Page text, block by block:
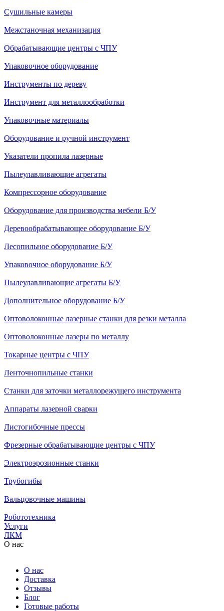
Сушильные камеры
Межстаночная механизация
Обрабатывающие центры с ЧПУ
Упаковочное оборудование
Инструменты по дереву
Инструмент для металлообработки
Упаковочные материалы
Оборудование и ручной инструмент
Указатели пропила лазерные
Пылеулавливающие агрегаты
Компрессорное оборудование
Оборудование для производства мебели Б/У
Деревообрабатывающее оборудование Б/У
Лесопильное оборудование Б/У
Упаковочное оборудование Б/У
Пылеулавливающие агрегаты Б/У
Дополнительное оборудование Б/У
Оптоволоконные лазерные станки для резки металла
Оптоволоконные лазеры по металлу
Токарные центры с ЧПУ
Ленточнопильные станки
Станки для заточки металлорежущего инструмента
Аппараты лазерной сварки
Листогибочные прессы
Фрезерные обрабатывающие центры с ЧПУ
Электроэрозионные станки
Трубогибы
Вальцовочные машины
Робототехника
Услуги
ЛКМ
О нас
О нас
Доставка
Отзывы
Блог
Готовые работы